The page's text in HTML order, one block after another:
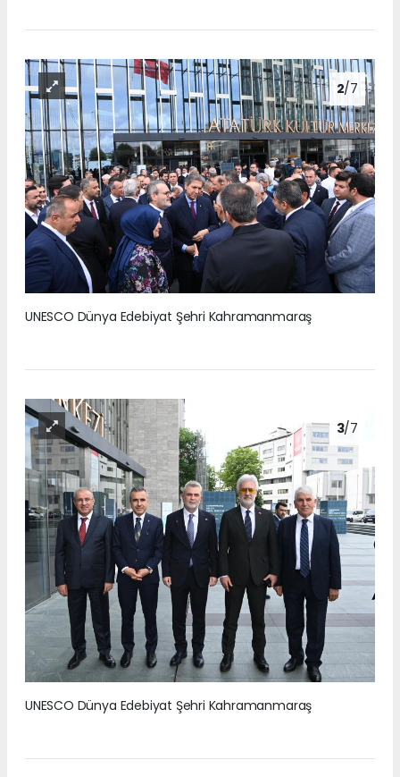
2/7
UNESCO Dünya Edebiyat Şehri Kahramanmaraş
3/7
UNESCO Dünya Edebiyat Şehri Kahramanmaraş